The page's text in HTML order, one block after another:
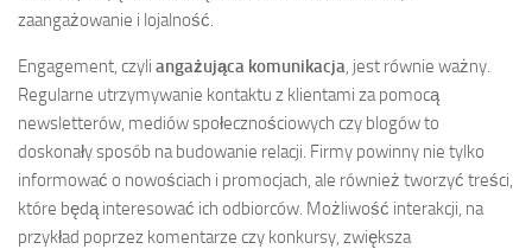
zaangażowanie i lojalność.
Engagement, czyli angażująca komunikacja, jest równie ważny.
Regularne utrzymywanie kontaktu z klientami za pomocą
newsletterów, mediów społecznościowych czy blogów to
doskonały sposób na budowanie relacji. Firmy powinny nie tylko
informować o nowościach i promocjach, ale również tworzyć treści,
które będą interesować ich odbiorców. Możliwość interakcji, na
przykład poprzez komentarze czy konkursy, zwiększa